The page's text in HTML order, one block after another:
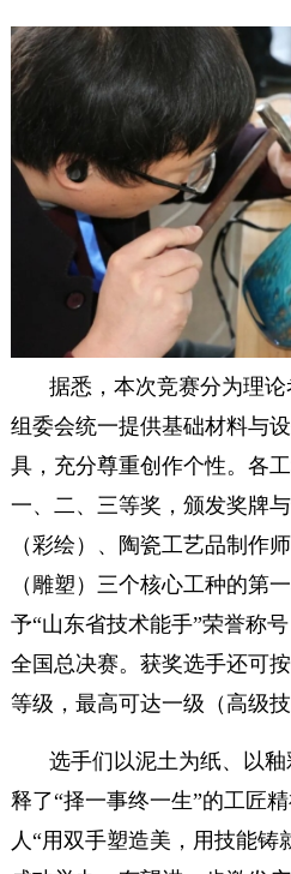
据悉，本次竞赛分为理
组委会统一提供基础材料与
具，充分尊重创作个性。各
一、二、三等奖，颁发奖牌
（彩绘）、陶瓷工艺品制作
（雕塑）三个核心工种的第
予“山东省技术能手”荣誉称
全国总决赛。获奖选手还可
等级，最高可达一级（高级技
选手们以泥土为纸、以
释了“择一事终一生”的工匠
人“用双手塑造美，用技能铸